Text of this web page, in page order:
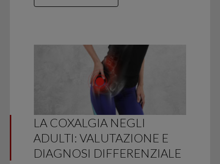
LA COXALGIA NEGLI
ADULTI: VALUTAZIONE E
DIAGNOSI DIFFERENZIALE